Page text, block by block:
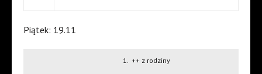
Piątek: 19.11
1. ++ z rodziny